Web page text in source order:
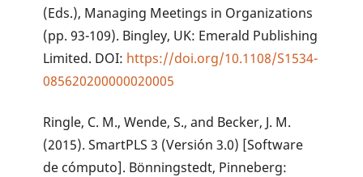
(Eds.), Managing Meetings in Organizations
(pp. 93-109). Bingley, UK: Emerald Publishing
Limited. DOI: https://doi.org/10.1108/S1534-
085620200000020005
Ringle, C. M., Wende, S., and Becker, J. M.
(2015). SmartPLS 3 (Versión 3.0) [Software
de cómputo]. Bönningstedt, Pinneberg: